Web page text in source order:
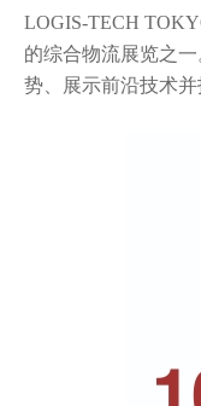
LOGIS-TECH
的综合物流展览之
势、展示前沿技术并